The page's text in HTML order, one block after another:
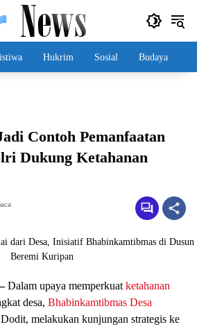
Hukrim Sosial Budaya
Contoh Pemanfaatan
Dukung Ketahanan
Dalam upaya memperkuat ketahanan
desa, Bhabinkamtibmas Desa
melakukan kunjungan strategis ke